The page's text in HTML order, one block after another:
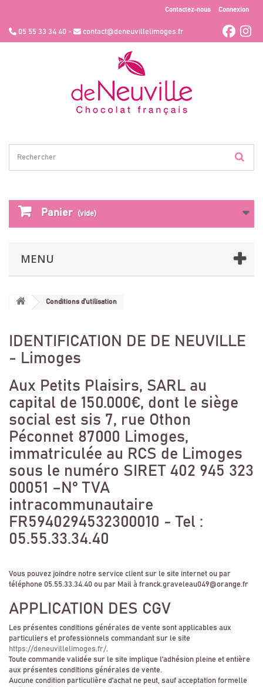
Connexion
Contactez-nous
05 55 33 34 40 - contact@deneuvillelimoges.fr
Panier (vide)
MENU
Conditions d'utilisation
IDENTIFICATION DE DE NEUVILLE
- Limoges
Aux Petits Plaisirs, SARL au
capital de 150.000€, dont le siège
social est sis 7, rue Othon
Péconnet 87000 Limoges,
immatriculée au RCS de Limoges
sous le numéro SIRET 402 945 323
00051 –N° TVA
intracommunautaire
FR5940294532300010 - Tel :
05.55.33.34.40
Vous pouvez joindre notre service client sur le site internet ou par
téléphone 05.55.33.34.40 ou par Mail à franck.graveleau049@orange.fr
APPLICATION DES CGV
Les présentes conditions générales de vente sont applicables aux
particuliers et professionnels commandant sur le site
https://deneuvillelimoges.fr/.
Toute commande validée sur le site implique l'adhésion pleine et entière
aux présentes conditions générales de vente.
Aucune condition particulière d'achat ne peut, sauf acceptation formelle